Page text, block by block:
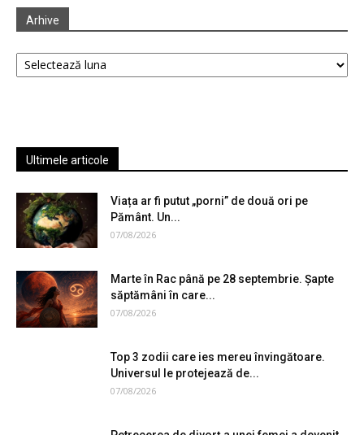
Arhive
Arhive
Ultimele articole
Viața ar fi putut „porni” de două ori pe
Pământ. Un...
07/08/2026
Marte în Rac până pe 28 septembrie. Șapte
săptămâni în care...
07/08/2026
Top 3 zodii care ies mereu învingătoare.
Universul le protejează de...
07/08/2026